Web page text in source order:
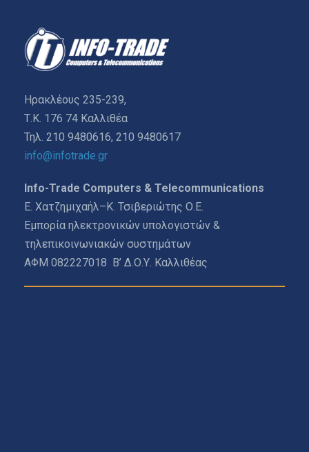
Ηρακλέους 235-239,
Τ.Κ. 176 74 Καλλιθέα
Τηλ. 210 9480616, 210 9480617
info@infotrade.gr
Info-Trade Computers & Telecommunications
Ε. Χατζημιχαήλ–Κ. Τσιβεριώτης Ο.Ε.
Εμπορία ηλεκτρονικών υπολογιστών &
τηλεπικοινωνιακών συστημάτων
ΑΦΜ 082227018 Β’ Δ.Ο.Υ. Καλλιθέας